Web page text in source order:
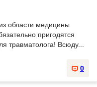
области медицины
пригодятся
травматолога! Всюду...
0